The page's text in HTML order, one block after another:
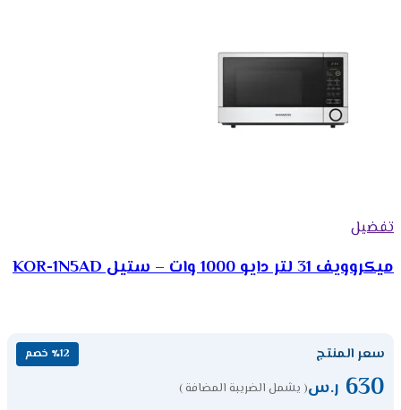
تفضيل
ميكروويف 31 لتر دايو 1000 وات – ستيل KOR-1N5AD
سعر المنتج ٪12 خصم
630 ر.س( يشمل الضريبة المضافة )